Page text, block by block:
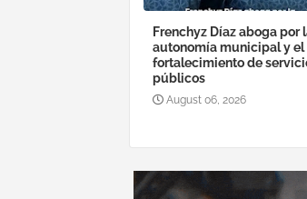
Frenchyz Díaz aboga por
autonomía municipal y el
fortalecimiento de
públicos
August 06, 2026